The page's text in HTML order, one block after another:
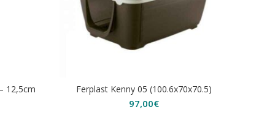
12,5cm Ferplast Kenny 05 (100.6x70x70.5)
97,00€